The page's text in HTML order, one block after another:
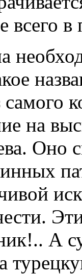
всего в
самого
на
Оно
А